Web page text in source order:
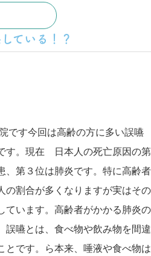
ている！？
です今回は高齢の方に多い誤嚥
す。現在 日本人の死亡原因の第
、第３位は肺炎です。特に高齢者
の割合が多くなりますが実はその
ています。高齢者がかかる肺炎の
誤嚥とは、食べ物や飲み物を間違
とです。ら本来、唾液や食べ物は